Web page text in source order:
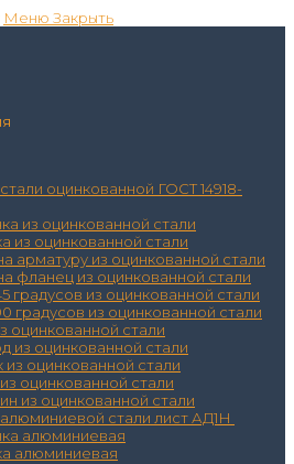
Меню Закрыть
оцинкованной ГОСТ 14918-
из оцинкованной стали
из оцинкованной стали
арматуру из оцинкованной стали
фланец из оцинкованной стали
градусов из оцинкованной стали
градусов из оцинкованной стали
оцинкованной стали
из оцинкованной стали
из оцинкованной стали
оцинкованной стали
из оцинкованной стали
стали лист АД1Н
алюминиевая
алюминиевая